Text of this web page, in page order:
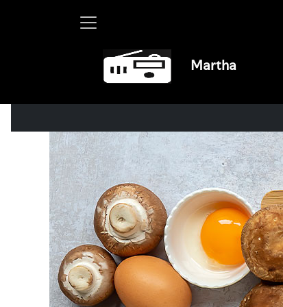
Martha Debayle en W,